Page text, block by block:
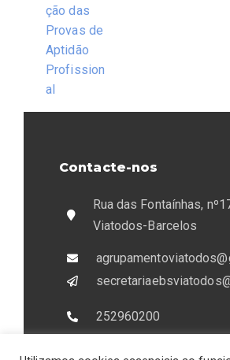
ção das
Provas de
Aptidão
Profission
al
Contacte-nos
Rua das Fontaínhas,
Viatodos-Barcelos
252960200